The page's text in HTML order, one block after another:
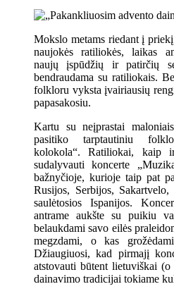
Mokslo metams riedant į
naujokės ratiliokės, laikas
naujų įspūdžių ir patirčių
bendraudama su ratiliokais.
folkloru vyksta įvairiausių
papasakosiu.
Kartu su neįprastai
pasitiko tarptautiniu
kolokola“. Ratiliokai, kaip
sudalyvauti koncerte
bažnyčioje, kurioje taip pat
Rusijos, Serbijos,
saulėtosios Ispanijos.
antrame aukšte su puikiu
belaukdami savo eilės
megzdami, o kas
Džiaugiuosi, kad pirmajį
atstovauti būtent lietuviškai
dainavimo tradicijai tokiame